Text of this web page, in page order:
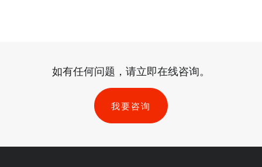
如有任何问题，请立即在线咨询。
我要咨询